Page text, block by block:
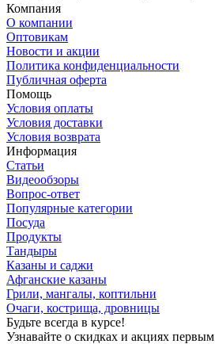
Компания
О компании
Оптовикам
Новости и акции
Политика конфиденциальности
Публичная оферта
Помощь
Условия оплаты
Условия доставки
Условия возврата
Информация
Статьи
Видеообзоры
Вопрос-ответ
Популярные категории
Посуда
Продукты
Тандыры
Казаны и саджи
Афганские казаны
Грили, мангалы, коптильни
Очаги, кострища, дровницы
Будьте всегда в курсе!
Узнавайте о скидках и акциях первым